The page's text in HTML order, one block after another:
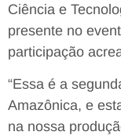
Ciência e
presente no
participação
“Essa é a
Amazônica, e
na nossa